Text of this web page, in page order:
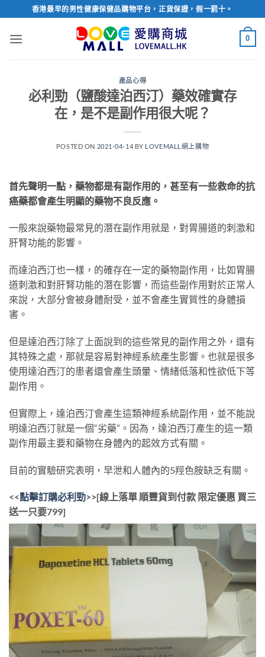
to
content
香港最早的男性健康保健品購物平台，正貨保證，假一罰十。
0
產品心得
必利勁（鹽酸達泊西汀）藥效確實存
在，是不是副作用很大呢？
POSTED ON 2021-04-14 BY LOVEMALL網上購物
首先聲明一點，藥物都是有副作用的，甚至有一些救命的抗
癌藥都會產生明顯的藥物不良反應。
一般來說藥物最常見的潛在副作用就是，對胃腸道的刺激和
肝腎功能的影響。
而達泊西汀也一樣，的確存在一定的藥物副作用，比如胃腸
道刺激和對肝腎功能的潛在影響，而這些副作用對於正常人
來說，大部分會被身體耐受，並不會產生實質性的身體損
害。
但是達泊西汀除了上面說到的這些常見的副作用之外，還有
其特殊之處，那就是容易對神經系統產生影響。也就是很多
使用達泊西汀的患者還會產生頭暈、情緒低落和性欲低下等
副作用。
但實際上，達泊西汀會產生這類神經系統副作用，並不能說
明達泊西汀就是一個“劣藥”。因為，達泊西汀產生的這一類
副作用最主要和藥物在身體內的起效方式有關。
目前的實驗研究表明，早泄和人體內的5羥色胺缺乏有關。
<<點擊訂購必利勁>>[線上落單 順豐貨到付款 限定優惠 買三
送一只要799]